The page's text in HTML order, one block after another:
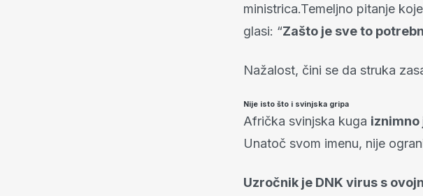
ministrica.Temeljno pitanje
glasi: “Zašto je sve to
Nažalost, čini se da struka
Nije isto što i svinjska gripa
Afrička svinjska kuga iznimno
Unatoč svom imenu, nije
Uzročnik je DNK virus s